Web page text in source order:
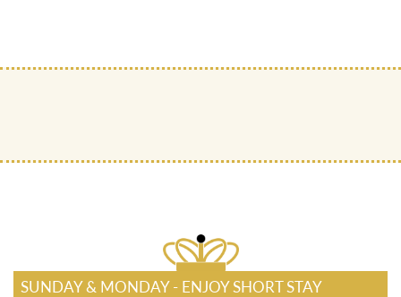
SUNDAY & MONDAY - ENJOY SHORT STAY